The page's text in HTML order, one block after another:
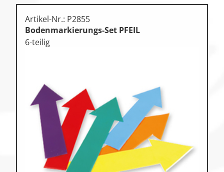
Artikel-Nr.: P2855
Bodenmarkierungs-Set PFEIL
6-teilig